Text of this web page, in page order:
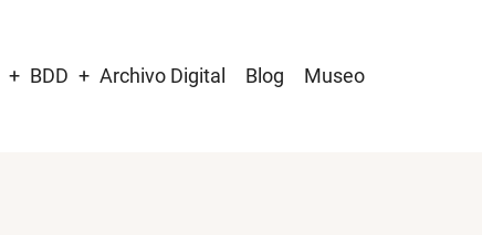
BDD Archivo Digital Blog Museo